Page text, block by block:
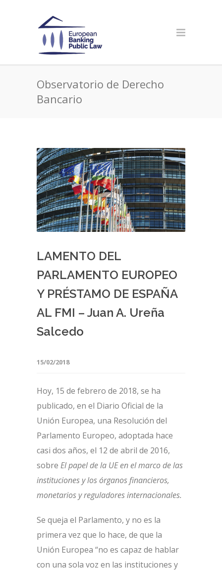
Observatorio de Derecho
Bancario
LAMENTO DEL
PARLAMENTO EUROPEO
Y PRÉSTAMO DE ESPAÑA
AL FMI – Juan A. Ureña
Salcedo
15/02/2018
Hoy, 15 de febrero de 2018, se ha
publicado, en el Diario Oficial de la
Unión Europea, una Resolución del
Parlamento Europeo, adoptada hace
casi dos años, el 12 de abril de 2016,
sobre El papel de la UE en el marco de las
instituciones y los órganos financieros,
monetarios y reguladores internacionales.
Se queja el Parlamento, y no es la
primera vez que lo hace, de que la
Unión Europea “no es capaz de hablar
con una sola voz en las instituciones y